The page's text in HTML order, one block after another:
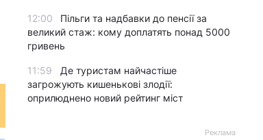
12:00
Пільги та надбавки до пенсії за
великий стаж: кому доплатять понад 5000
гривень
11:59
Де туристам найчастіше
загрожують кишенькові злодії:
оприлюднено новий рейтинг міст
Реклама